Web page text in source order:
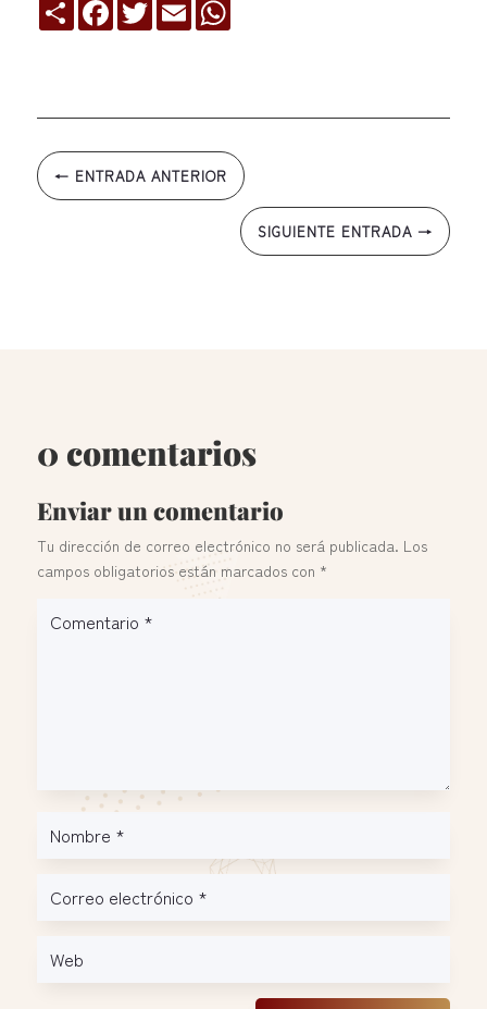
CompartirFacebookTwitterEmail
← ENTRADA ANTERIOR
SIGUIENTE ENTRADA →
0 comentarios
Enviar un comentario
Tu dirección de correo electrónico no será publicada. Los
campos obligatorios están marcados con *